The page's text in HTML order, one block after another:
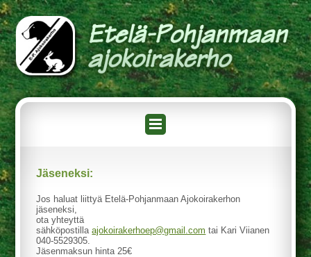
Jäseneksi:
Jos haluat liittyä Etelä-Pohjanmaan Ajokoirakerhon
jäseneksi,
ota yhteyttä
sähköpostillaajokoirakerhoep@gmail.com tai Kari Viianen
040-5529305.
Jäsenmaksun hinta 25€